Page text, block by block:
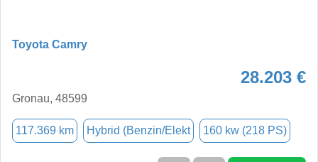
Toyota Camry
28.203 €
Gronau, 48599
117.369 km Hybrid (Benzin/Elekt 160 kw (218 PS)